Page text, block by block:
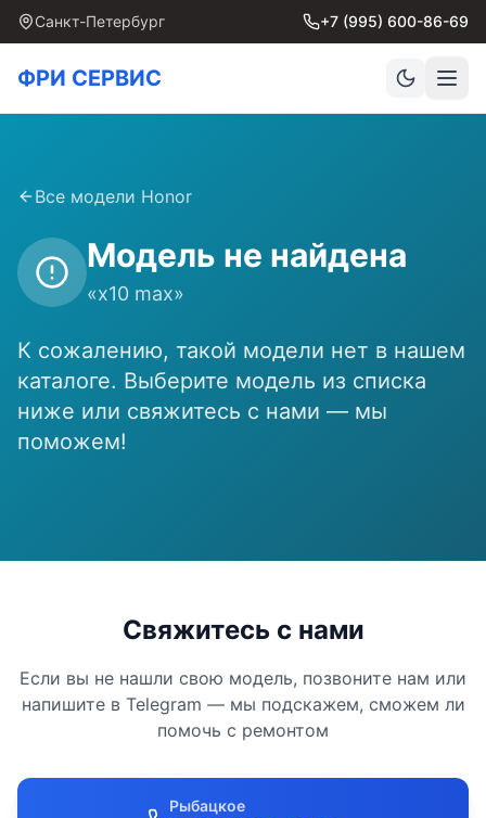
Санкт-Петербург +7 (995) 600-86-69
ФРИ СЕРВИС
Все модели Honor
Модель не найдена
«x10 max»
К сожалению, такой модели нет в нашем
каталоге. Выберите модель из списка
ниже или свяжитесь с нами — мы
поможем!
Свяжитесь с нами
Если вы не нашли свою модель, позвоните нам или
напишите в Telegram — мы подскажем, сможем ли
помочь с ремонтом
Рыбацкое